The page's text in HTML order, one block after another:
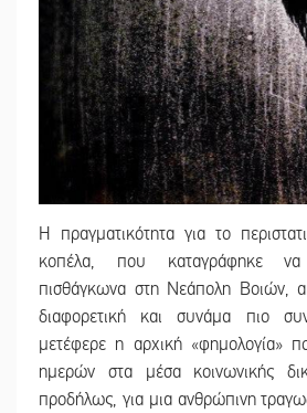
Η πραγματικότητα για το
κοπέλα, που καταγράφηκε
πισθάγκωνα στη Νεάπολη Βοιών,
διαφορετική και συνάμα πιο
μετέφερε η αρχική «φημολογία»
ημερών στα μέσα κοινωνικής
προδήλως, για μια ανθρώπινη